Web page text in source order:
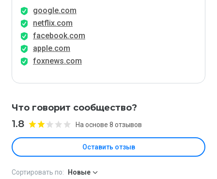
google.com
netflix.com
facebook.com
apple.com
foxnews.com
Что говорит сообщество?
1.8 На основе 8 отзывов
Оставить отзыв
Сортировать по: Новые